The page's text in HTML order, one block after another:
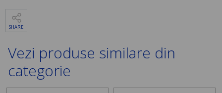
SHARE
Vezi produse similare din
categorie